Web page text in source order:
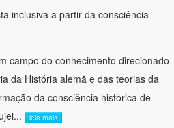
inclusiva a partir da consciência
campo do conhecimento direcionado
da História alemã e das teorias da
da consciência histórica de
... leia mais